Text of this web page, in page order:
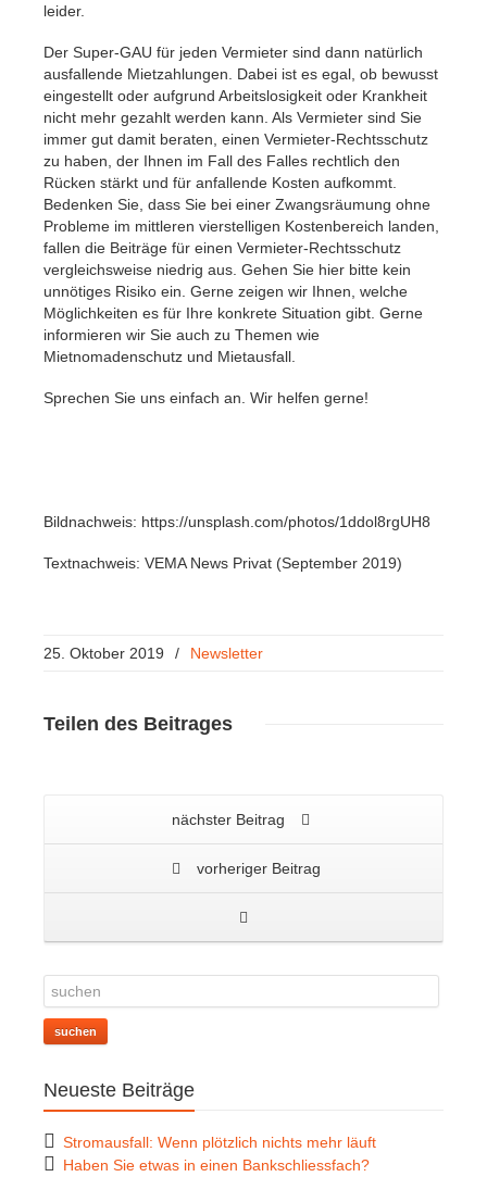
leider.
Der Super-GAU für jeden Vermieter sind dann natürlich
ausfallende Mietzahlungen. Dabei ist es egal, ob bewusst
eingestellt oder aufgrund Arbeitslosigkeit oder Krankheit
nicht mehr gezahlt werden kann. Als Vermieter sind Sie
immer gut damit beraten, einen Vermieter-Rechtsschutz
zu haben, der Ihnen im Fall des Falles rechtlich den
Rücken stärkt und für anfallende Kosten aufkommt.
Bedenken Sie, dass Sie bei einer Zwangsräumung ohne
Probleme im mittleren vierstelligen Kostenbereich landen,
fallen die Beiträge für einen Vermieter-Rechtsschutz
vergleichsweise niedrig aus. Gehen Sie hier bitte kein
unnötiges Risiko ein. Gerne zeigen wir Ihnen, welche
Möglichkeiten es für Ihre konkrete Situation gibt. Gerne
informieren wir Sie auch zu Themen wie
Mietnomadenschutz und Mietausfall.
Sprechen Sie uns einfach an. Wir helfen gerne!
Bildnachweis: https://unsplash.com/photos/1ddol8rgUH8
Textnachweis: VEMA News Privat (September 2019)
25. Oktober 2019 / Newsletter
Teilen des Beitrages
nächster Beitrag
vorheriger Beitrag
suchen
Neueste Beiträge
Stromausfall: Wenn plötzlich nichts mehr läuft
Haben Sie etwas in einen Bankschliessfach?